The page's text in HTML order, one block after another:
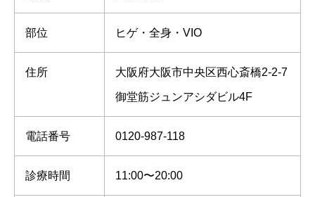
部位 ヒゲ・全身・VIO
住所 大阪府大阪市中央区西心斎橋2-2-7
御堂筋ジュンアシダビル4F
電話番号 0120-987-118
診療時間 11:00〜20:00